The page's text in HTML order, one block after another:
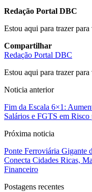
Redação Portal DBC
Estou aqui para trazer
Compartilhar
Redação Portal DBC
Estou aqui para trazer
Noticia anterior
Fim da Escala 6×1:
Salários e FGTS em Risco
Próxima noticia
Ponte Ferroviária Gigante
Conecta Cidades Ricas,
Financeiro
Postagens recentes